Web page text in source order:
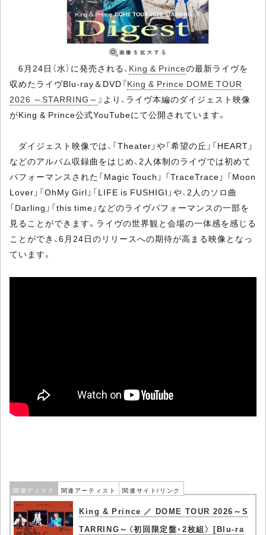
6月24日（水）に発売される、 King & Princeの最新ライヴを
収めたライヴBlu-ray＆DVD『King & Prince DOME TOUR
2026 ～STARRING～ 』より、ライヴ本編のダイジェスト映像
がKing & Prince公式YouTubeにて公開されています。
ダイジェスト映像では、「Theater」や「希望の丘」「HEART」
などのアルバム収録曲をはじめ、2人体制のライヴでは初めて
パフォーマンスされた「Magic Touch」 「TraceTrace」 「Moon
Lover」「OhMy Girl」「LIFE is FUSHIGI」や、2人のソロ曲
「Darling」「this time」などのライヴパフォーマンスの一部を
見ることができます。ライヴの世界観と会場の一体感を感じる
ことができ、6月24日のリリースへの期待が高まる映像となっ
ています。
関連ディスク 関連アーティスト 関連サイト/リンク
King & Prince ／ DOME TOUR 2026～S
TARRING～〈初回限定盤・2枚組〉 [Blu-ra